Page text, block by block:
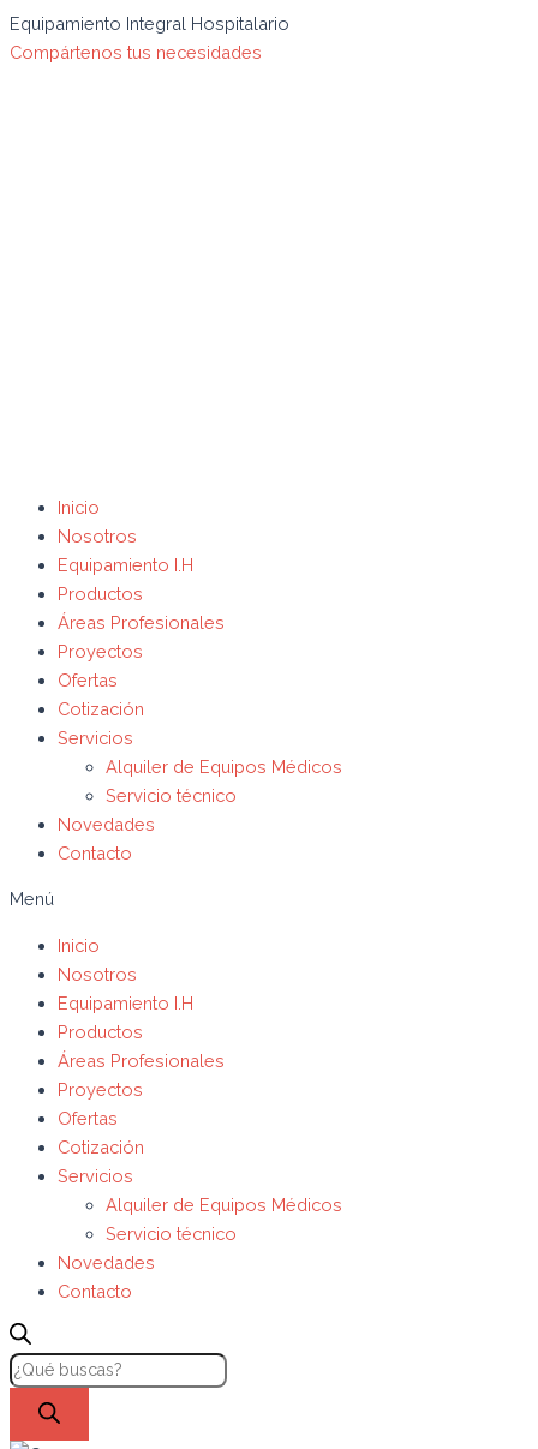
Ir
al
Equipamiento Integral Hospitalario
Compártenos tus necesidades
Inicio
Nosotros
Equipamiento I.H
Productos
Áreas Profesionales
Proyectos
Ofertas
Cotización
Servicios
Alquiler de Equipos Médicos
Servicio técnico
Novedades
Contacto
Menú
Inicio
Nosotros
Equipamiento I.H
Productos
Áreas Profesionales
Proyectos
Ofertas
Cotización
Servicios
Alquiler de Equipos Médicos
Servicio técnico
Novedades
Contacto
Búsqueda
de